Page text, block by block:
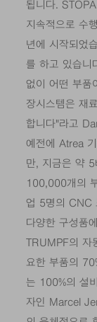
됩니다.
지속적으로 수
년에 시작되었
를 하고 있습니
없이 어떤 부품
장시스템은 재
합니다"라고
예전에 Atrea
만, 지금은 약
100,000개의
업 5명의 CNC
다양한 구성품
TRUMPF의 자
요한 부품의
는 100%의 설
자인 Marcel